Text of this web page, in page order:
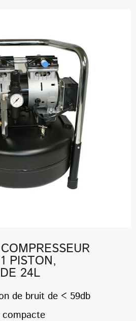
PISTON,
24L
de bruit de < 59db